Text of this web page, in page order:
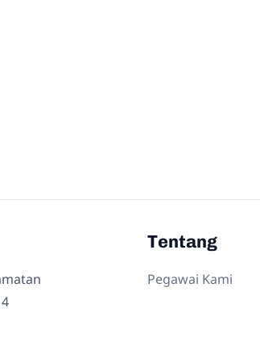
Tentang
Pegawai Kami